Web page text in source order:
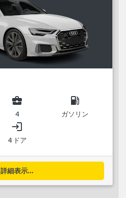
business_center
4
local_gas_station
ガソリン
login
4 ドア
詳細表示...